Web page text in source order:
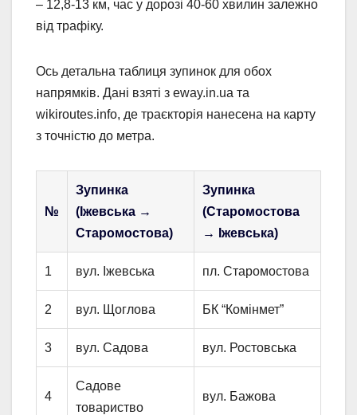
– 12,8-13 км, час у дорозі 40-60 хвилин залежно
від трафіку.
Ось детальна таблиця зупинок для обох
напрямків. Дані взяті з eway.in.ua та
wikiroutes.info, де траєкторія нанесена на карту
з точністю до метра.
№
Зупинка
(Іжевська →
Старомостова)
Зупинка
(Старомостова
→ Іжевська)
1 вул. Іжевська пл. Старомостова
2 вул. Щоглова БК “Комінмет”
3 вул. Садова вул. Ростовська
4
Садове
товариство
вул. Бажова